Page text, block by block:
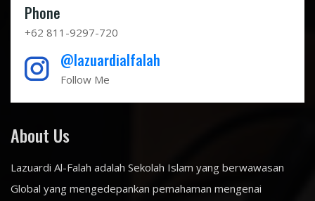
Phone
+62 811-9297-720
@lazuardialfalah
Follow Me
About Us
Lazuardi Al-Falah adalah Sekolah Islam yang berwawasan
Global yang mengedepankan pemahaman mengenai